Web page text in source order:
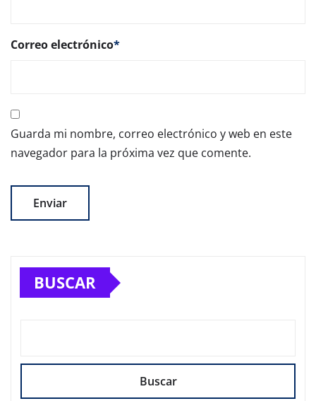
Correo electrónico*
Guarda mi nombre, correo electrónico y web en este
navegador para la próxima vez que comente.
BUSCAR
Buscar